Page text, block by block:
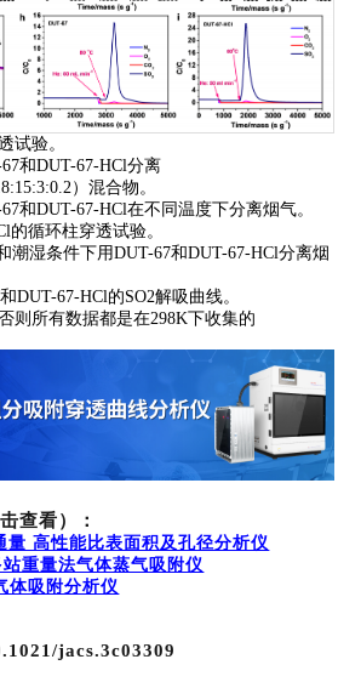
试验。
67和DUT-67-HCl分离
）混合物。
67和DUT-67-HCl在不同温度下分离烟气。
的循环柱穿透试验。
潮湿条件下用DUT-67和DUT-67-HCl分离烟
DUT-67-HCl的SO2解吸曲线。
则所有数据都是在298K下收集的
查看）：
量 高性能比表面积及孔径分析仪
重量法气体蒸气吸附仪
体吸附分析仪
jacs.3c03309